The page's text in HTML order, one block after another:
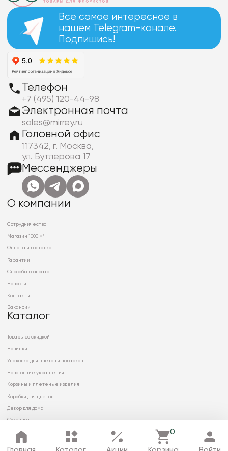
0
Все самое интересное в
нашем Telegram-канале.
Подпишись!
Телефон
+7 (495) 120-44-98
Электронная почта
sales@mirrey.ru
Головной офис
117342, г. Москва,
ул. Бутлерова 17
Мессенджеры
О компании
Сотрудничество
Магазин 1000 м²
Оплата и доставка
Гарантии
Способы возврата
Новости
Контакты
Вакансии
Каталог
Товары со скидкой
Новинки
Упаковка для цветов и подарков
Новогодние украшения
Корзины и плетеные изделия
Коробки для цветов
Декор для дома
Сухоцветы